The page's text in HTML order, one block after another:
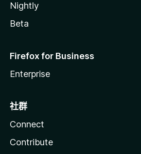
Nightly
Beta
Firefox for Business
Enterprise
社群
Connect
Contribute